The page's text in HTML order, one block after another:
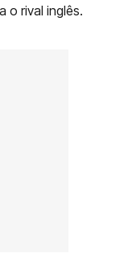
o rival inglês.